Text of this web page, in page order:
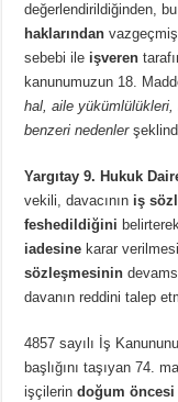
değerlendirildiğinden,
haklarından vazgeçmiş
sebebi ile işveren
kanunumuzun 18.
hal, aile
benzeri nedenler
Yargıtay 9. Hukuk
vekili, davacının iş
feshedildiğini
iadesine karar
sözleşmesinin
davanın reddini talep
4857 sayılı İş
başlığını taşıyan 74.
işçilerin doğum öncesi